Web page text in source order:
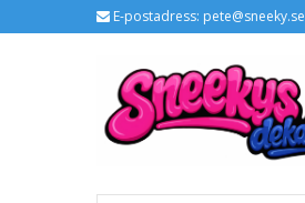
E-postadress: pete@sneeky.se